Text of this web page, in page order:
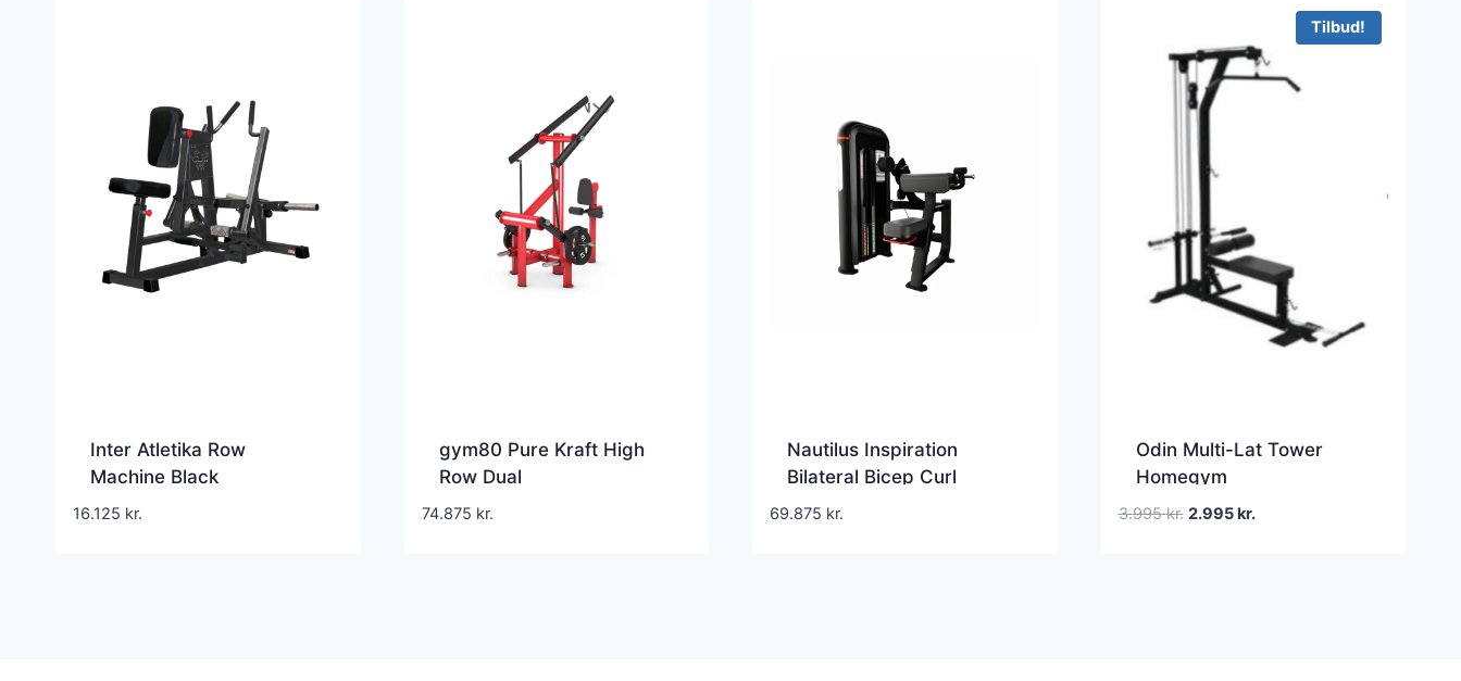
Inter Atletika Row
Machine Black
rygmaskine til øvre ryg
16.125 kr.
gym80 Pure Kraft High
Row Dual
74.875 kr.
Nautilus Inspiration
Bilateral Bicep Curl
69.875 kr.
Tilbud!
Odin Multi-Lat Tower
Homegym
3.995kr. Den
2.995 kr.Den